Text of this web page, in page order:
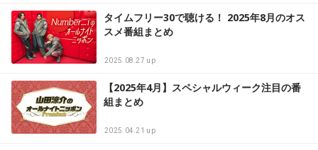
タイムフリー30で聴ける！ 2025年8月のオス
スメ番組まとめ
2025.08.27 up
【2025年4月】スペシャルウィーク注目の番
組まとめ
2025.04.21 up